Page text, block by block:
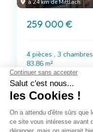
à 24 km de Mittlach
259 000 €
4 pièces , 3 chambres
83.86 m²
Avec jardin